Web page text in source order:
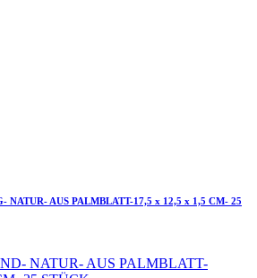
NATUR- AUS PALMBLATT-17,5 x 12,5 x 1,5 CM- 25